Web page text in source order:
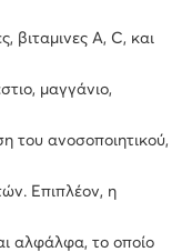
βιταμινες Α, C, και
μαγγάνιο,
του ανοσοποιητικού,
Επιπλέον, η
αλφάλφα, το οποίο